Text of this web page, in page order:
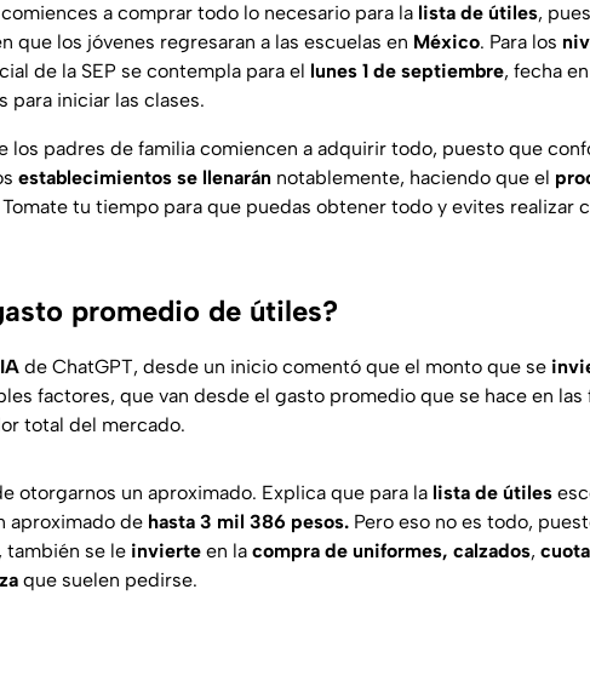
a comprar todo lo necesario para la lista de útiles,
que los jóvenes regresaran a las escuelas en México. Para los
de la SEP se contempla para el lunes 1 de septiembre, fecha
para iniciar las clases.
los padres de familia comiencen a adquirir todo, puesto que
establecimientos se llenarán notablemente, haciendo que el
Tomate tu tiempo para que puedas obtener todo y evites realizar
promedio de útiles?
IA de ChatGPT, desde un inicio comentó que el monto que se
factores, que van desde el gasto promedio que se hace en las
total del mercado.
otorgarnos un aproximado. Explica que para la lista de útiles
aproximado de hasta 3 mil 386 pesos. Pero eso no es todo,
también se le invierte en la compra de uniformes, calzados,
que suelen pedirse.